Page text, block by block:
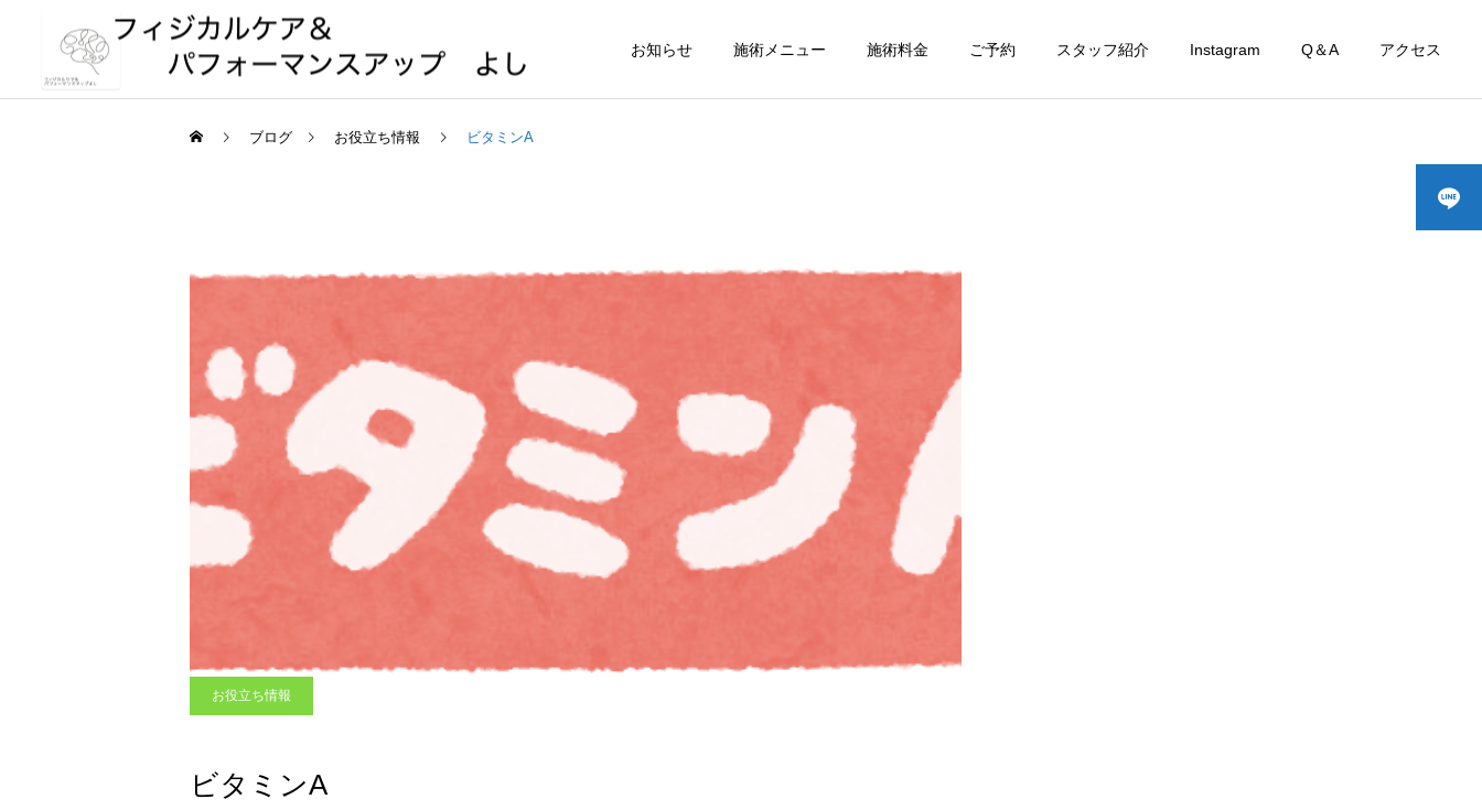
お知らせ 施術メニュー 施術料金 ご予約 スタッフ紹介 Instagram Q＆A アクセス
ブログ お役立ち情報 ビタミンA
お役立ち情報
ビタミンA